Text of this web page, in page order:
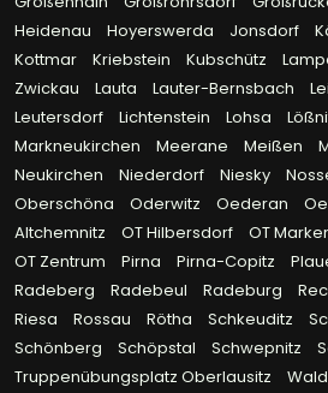
Heidenau
Hoyerswerda Jonsdorf
Kottmar
Kriebstein Kubschütz
Zwickau
Lauta Lauter-Bernsbach
Leutersdorf
Lichtenstein Lohsa
Markneukirchen
Meerane Meißen
Neukirchen
Niederdorf Niesky
Oberschöna
Oderwitz Oederan
Altchemnitz
OT Hilbersdorf OT
OT Zentrum
Pirna Pirna-Copitz
Radeberg
Radebeul Radeburg
Riesa
Rossau Rötha Schkeuditz
Schönberg
Schöpstal Schwepnitz
Truppenübungsplatz Oberlausitz